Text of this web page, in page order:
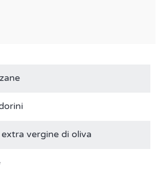
vergine di oliva